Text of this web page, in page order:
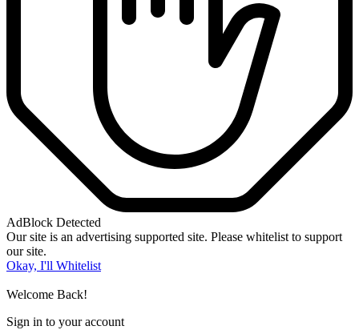
AdBlock Detected
Our site is an advertising supported site. Please whitelist to support
our site.
Okay, I'll Whitelist
Welcome Back!
Sign in to your account